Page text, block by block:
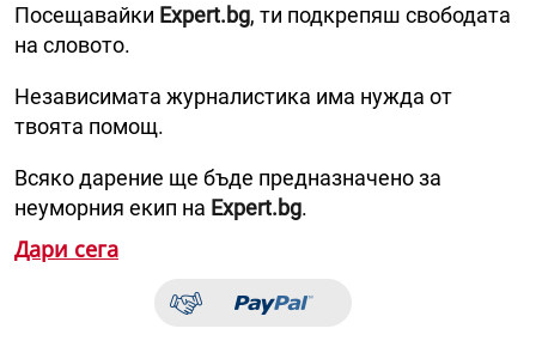
Посещавайки Expert.bg, ти подкрепяш свободата
на словото.
Независимата журналистика има нужда от
твоята помощ.
Всяко дарение ще бъде предназначено за
неуморния екип на Expert.bg.
Дари сега